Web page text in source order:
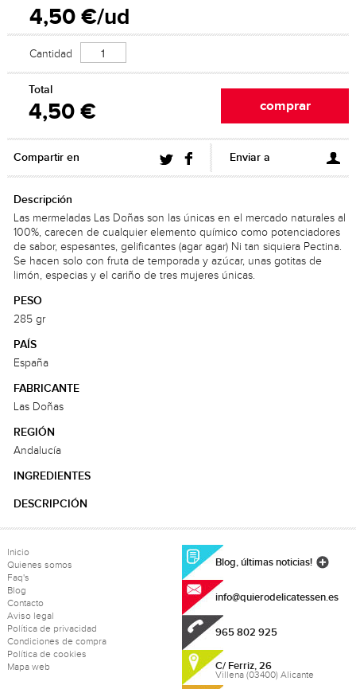
4,50 €/ud
Cantidad
Total
4,50 €
Compartir en Enviar a
Descripción
Las mermeladas Las Doñas son las únicas en el mercado naturales al
100%, carecen de cualquier elemento químico como potenciadores
de sabor, espesantes, gelificantes (agar agar) Ni tan siquiera Pectina.
Se hacen solo con fruta de temporada y azúcar, unas gotitas de
limón, especias y el cariño de tres mujeres únicas.
PESO
285 gr
PAÍS
España
FABRICANTE
Las Doñas
REGIÓN
Andalucía
INGREDIENTES
DESCRIPCIÓN
Inicio
Quienes somos
Faq's
Blog
Contacto
Aviso legal
Política de privacidad
Condiciones de compra
Política de cookies
Mapa web
Blog, últimas noticias!
info@quierodelicatessen.es
965 802 925
C/ Ferriz, 26
Villena (03400) Alicante